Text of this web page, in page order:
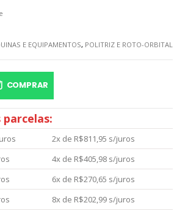
E EQUIPAMENTOS, POLITRIZ E ROTO-ORBITAL
COMPRAR
2x de R$811,95 s/juros
4x de R$405,98 s/juros
6x de R$270,65 s/juros
8x de R$202,99 s/juros